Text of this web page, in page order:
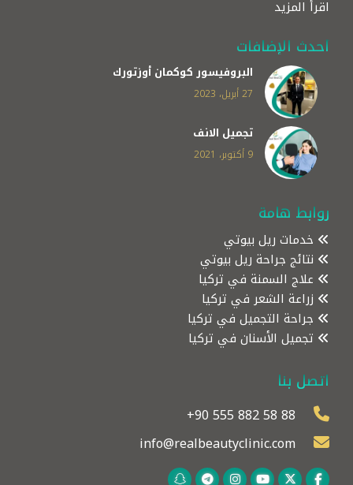
اقرأ المزيد
أحدث الإضافات
البروفيسور كوكمان أوزتورك
27 أبريل، 2023
تجميل الانف
9 أكتوبر، 2021
روابط هامة
خدمات ريل بيوتي
نتائج جراحة ريل بيوتي
علاج السمنة في تركيا
زراعة الشعر في تركيا
جراحة التجميل في تركيا
تجميل الأسنان في تركيا
اتصل بنا
+90 555 882 58 88
info@realbeautyclinic.com